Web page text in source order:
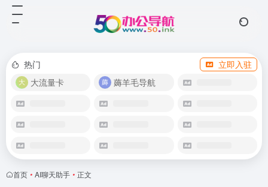
热门
立即入驻
大流量卡
薅羊毛导航
首页 • AI聊天助手 • 正文